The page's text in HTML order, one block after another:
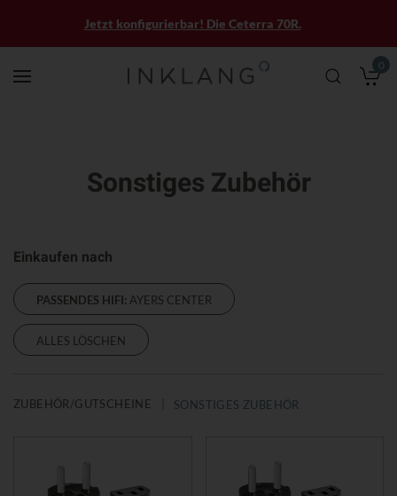
0
Jetzt konfigurierbar! Die Ceterra 70R.
Sonstiges Zubehör
Einkaufen nach
PASSENDES HIFI: AYERS CENTER
ALLES LÖSCHEN
ZUBEHÖR/GUTSCHEINE SONSTIGES ZUBEHÖR